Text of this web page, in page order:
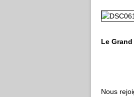
Le
Nous